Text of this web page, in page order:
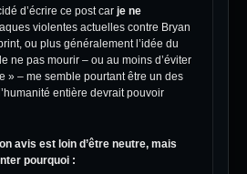
d’écrire ce post car je ne
violentes actuelles contre Bryan
ou plus généralement l’idée du
ne pas mourir – ou au moins d’éviter
» – me semble pourtant être un des
entière devrait pouvoir
avis est loin d’être neutre, mais
pourquoi :